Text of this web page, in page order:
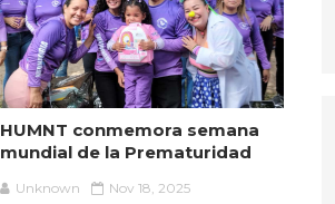
HUMNT conmemora semana
mundial de la Prematuridad
Unknown Nov 18, 2025